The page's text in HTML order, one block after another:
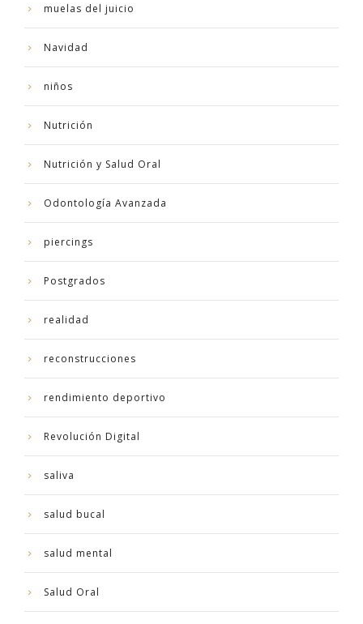
muelas del juicio
Navidad
niños
Nutrición
Nutrición y Salud Oral
Odontología Avanzada
piercings
Postgrados
realidad
reconstrucciones
rendimiento deportivo
Revolución Digital
saliva
salud bucal
salud mental
Salud Oral